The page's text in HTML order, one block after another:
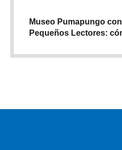
Museo Pumapungo
Pequeños Lectores: